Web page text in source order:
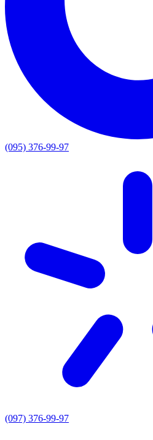
(095) 376-99-97
(097) 376-99-97